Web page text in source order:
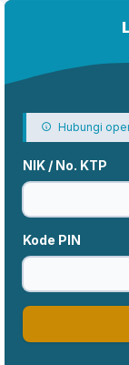
Hubungi
NIK / No. KTP
Kode PIN